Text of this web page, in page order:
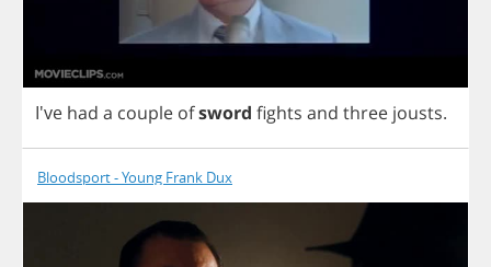
I've had a couple ofsword fights and three jousts.
Bloodsport - Young Frank Dux